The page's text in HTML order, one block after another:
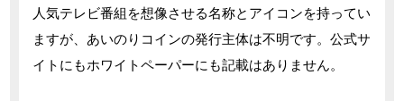
人気テレビ番組を想像させる名称とアイコンを持ってい
ますが、あいのりコインの発行主体は不明です。公式サ
イトにもホワイトペーパーにも記載はありません。